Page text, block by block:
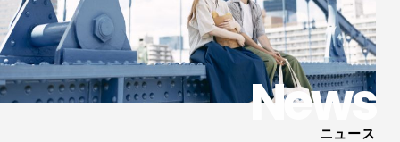
News
ニュース